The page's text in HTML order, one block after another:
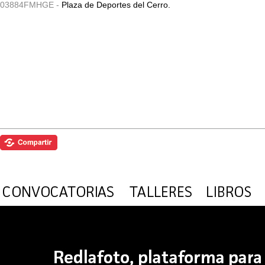
03884FMHGE - Plaza de Deportes del Cerro.